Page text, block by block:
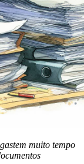
muito tempo